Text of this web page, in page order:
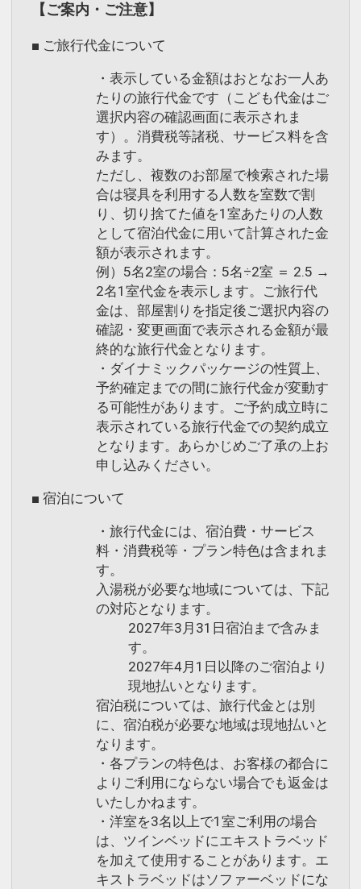
【ご案内・ご注意】
■ ご旅行代金について
・表示している金額はおとなお一人あ
たりの旅行代金です（こども代金はご
選択内容の確認画面に表示されま
す）。消費税等諸税、サービス料を含
みます。
ただし、複数のお部屋で検索された場
合は寝具を利用する人数を室数で割
り、切り捨てた値を1室あたりの人数
として宿泊代金に用いて計算された金
額が表示されます。
例）5名2室の場合：5名÷2室 ＝ 2.5 →
2名1室代金を表示します。ご旅行代
金は、部屋割りを指定後ご選択内容の
確認・変更画面で表示される金額が最
終的な旅行代金となります。
・ダイナミックパッケージの性質上、
予約確定までの間に旅行代金が変動す
る可能性があります。ご予約成立時に
表示されている旅行代金での契約成立
となります。あらかじめご了承の上お
申し込みください。
■ 宿泊について
・旅行代金には、宿泊費・サービス
料・消費税等・プラン特色は含まれま
す。
入湯税が必要な地域については、下記
の対応となります。
2027年3月31日宿泊まで含みま
す。
2027年4月1日以降のご宿泊より
現地払いとなります。
宿泊税については、旅行代金とは別
に、宿泊税が必要な地域は現地払いと
なります。
・各プランの特色は、お客様の都合に
よりご利用にならない場合でも返金は
いたしかねます。
・洋室を3名以上で1室ご利用の場合
は、ツインベッドにエキストラベッド
を加えて使用することがあります。エ
キストラベッドはソファーベッドにな